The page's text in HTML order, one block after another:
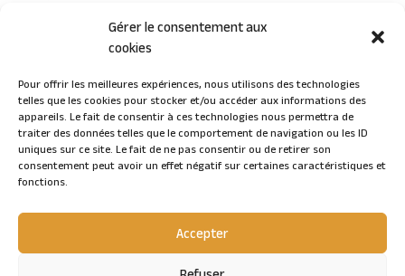
Gérer le consentement aux
cookies
Pour offrir les meilleures expériences, nous utilisons des technologies
telles que les cookies pour stocker et/ou accéder aux informations des
appareils. Le fait de consentir à ces technologies nous permettra de
traiter des données telles que le comportement de navigation ou les ID
uniques sur ce site. Le fait de ne pas consentir ou de retirer son
consentement peut avoir un effet négatif sur certaines caractéristiques et
fonctions.
Accepter
Connexion